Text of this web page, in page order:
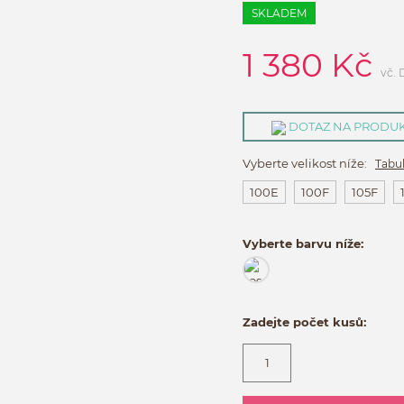
SKLADEM
1 380 Kč vč.
DOTAZ NA
Vyberte velikost níže:
100E 100F 105F
Vyberte barvu níže:
Zadejte počet kusů: